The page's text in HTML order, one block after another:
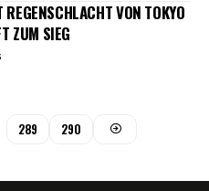
VON TOKYO
ZUM SIEG
289 290